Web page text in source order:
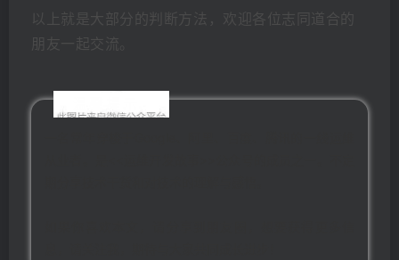
以上就是大部分的判断方法，欢迎各位志同道合的
朋友一起交流。